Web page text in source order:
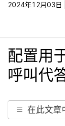
2024年12月03日 |
配置用
呼叫代
在此文章